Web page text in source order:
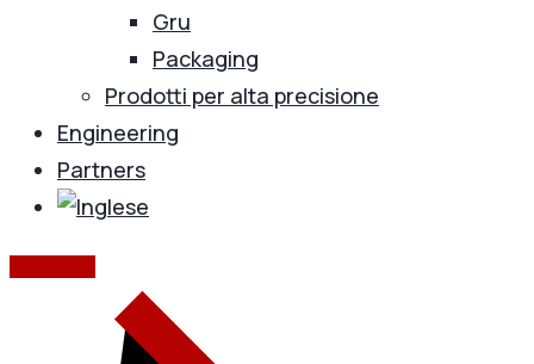
Gru
Packaging
Prodotti per alta precisione
Engineering
Partners